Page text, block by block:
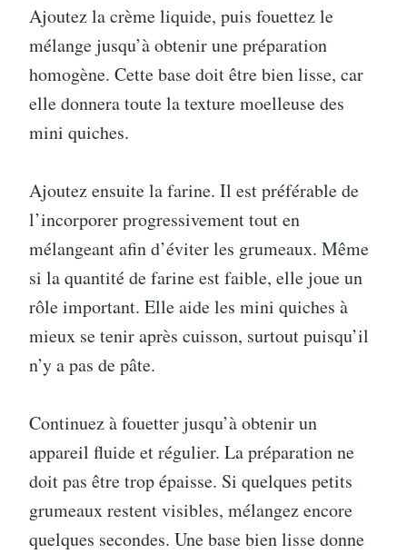
Ajoutez la crème liquide, puis fouettez le
mélange jusqu’à obtenir une préparation
homogène. Cette base doit être bien lisse, car
elle donnera toute la texture moelleuse des
mini quiches.
Ajoutez ensuite la farine. Il est préférable de
l’incorporer progressivement tout en
mélangeant afin d’éviter les grumeaux. Même
si la quantité de farine est faible, elle joue un
rôle important. Elle aide les mini quiches à
mieux se tenir après cuisson, surtout puisqu’il
n’y a pas de pâte.
Continuez à fouetter jusqu’à obtenir un
appareil fluide et régulier. La préparation ne
doit pas être trop épaisse. Si quelques petits
grumeaux restent visibles, mélangez encore
quelques secondes. Une base bien lisse donne